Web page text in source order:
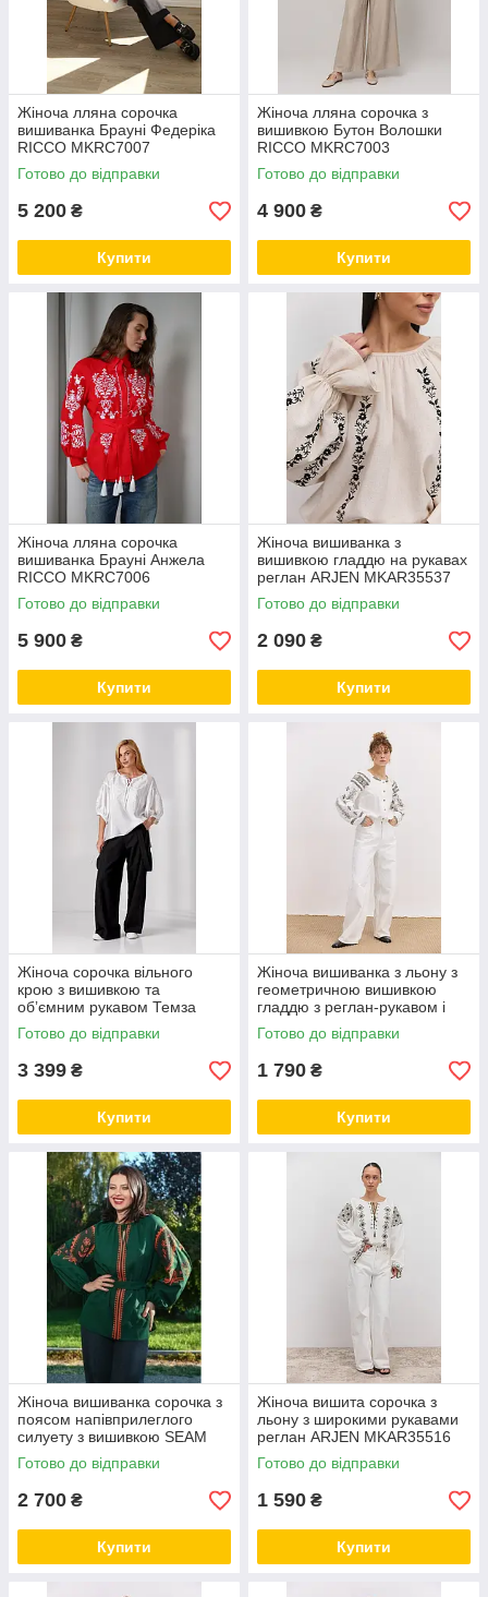
Жіноча лляна сорочка
вишиванка Брауні Федеріка
RICCO MKRC7007
Готово до відправки
5 200 ₴
Купити
Жіноча лляна сорочка з
вишивкою Бутон Волошки
RICCO MKRC7003
Готово до відправки
4 900 ₴
Купити
Жіноча лляна сорочка
вишиванка Брауні Анжела
RICCO MKRC7006
Готово до відправки
5 900 ₴
Купити
Жіноча вишиванка з
вишивкою гладдю на рукавах
реглан ARJEN MKAR35537
Готово до відправки
2 090 ₴
Купити
Жіноча сорочка вільного
крою з вишивкою та
обʼємним рукавом Темза
STYLE NIKA MKSN2357-03
Готово до відправки
3 399 ₴
Купити
Жіноча вишиванка з льону з
геометричною вишивкою
гладдю з реглан-рукавом і
ґудзиками ARJEN
MKAR35217-5
Готово до відправки
1 790 ₴
Купити
Жіноча вишиванка сорочка з
поясом напівприлеглого
силуету з вишивкою SEAM
MKSMV108/825
Готово до відправки
2 700 ₴
Купити
Жіноча вишита сорочка з
льону з широкими рукавами
реглан ARJEN MKAR35516
Готово до відправки
1 590 ₴
Купити